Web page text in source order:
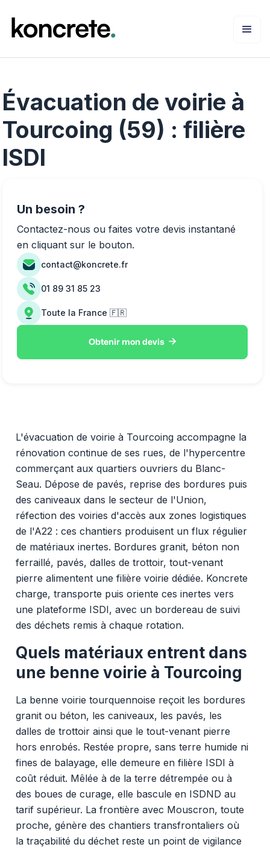
Évacuation de voirie à
Tourcoing (59) : filière
ISDI
L'évacuation de voirie à Tourcoing accompagne la
rénovation continue de ses rues, de l'hypercentre
commerçant aux quartiers ouvriers du Blanc-
Seau. Dépose de pavés, reprise des bordures puis
des caniveaux dans le secteur de l'Union,
réfection des voiries d'accès aux zones logistiques
de l'A22 : ces chantiers produisent un flux régulier
de matériaux inertes. Bordures granit, béton non
ferraillé, pavés, dalles de trottoir, tout-venant
pierre alimentent une filière voirie dédiée. Koncrete
charge, transporte puis oriente ces inertes vers
une plateforme ISDI, avec un bordereau de suivi
des déchets remis à chaque rotation.
Quels matériaux entrent dans
une benne voirie à Tourcoing
La benne voirie tourquennoise reçoit les bordures
granit ou béton, les caniveaux, les pavés, les
dalles de trottoir ainsi que le tout-venant pierre
hors enrobés. Restée propre, sans terre humide ni
fines de balayage, elle demeure en filière ISDI à
coût réduit. Mêlée à de la terre détrempée ou à
des boues de curage, elle bascule en ISDND au
tarif supérieur. La frontière avec Mouscron, toute
proche, génère des chantiers transfrontaliers où
la traçabilité du déchet reste un point de vigilance
Un besoin ?
Contactez-nous ou faites votre devis instantané
en cliquant sur le bouton.
contact@koncrete.fr
01 89 31 85 23
Toute la France 🇫🇷
Obtenir mon devis 